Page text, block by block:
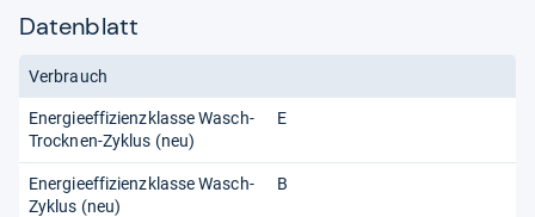
Datenblatt
Verbrauch
Energieeffizienzklasse Wasch-
Trocknen-Zyklus (neu)
E
Energieeffizienzklasse Wasch-
Zyklus (neu)
B